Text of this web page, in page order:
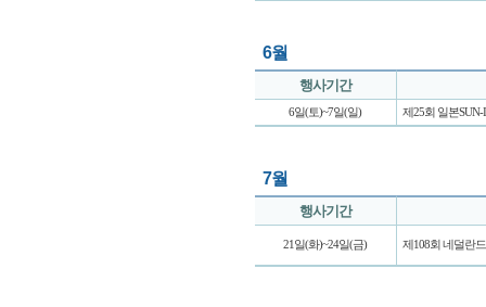
6월
행사기간
6일(토)~7일(일) 제25회 일본
7월
행사기간
21일(화)~24일(금) 제108회 네덜란